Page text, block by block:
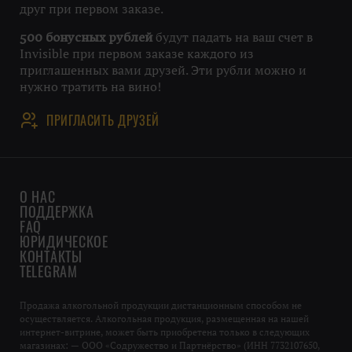
друг при первом заказе.
500 бонусных рублей будут падать на ваш счет в
Invisible при первом заказе каждого из
приглашенных вами друзей. Эти рубли можно и
нужно тратить на вино!
ПРИГЛАСИТЬ ДРУЗЕЙ
О НАС
ПОДДЕРЖКА
FAQ
ЮРИДИЧЕСКОЕ
КОНТАКТЫ
TELEGRAM
Продажа алкогольной продукции дистанционным способом не
осуществляется. Алкогольная продукция, размещенная на нашей
интернет-витрине, может быть приобретена только в следующих
магазинах: — ООО «Содружество и Партнёрство» (ИНН 7732107650,